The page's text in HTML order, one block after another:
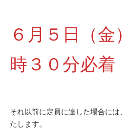
６月５日（金
時３０分必着
それ以前に定員に達した場合には
たします。